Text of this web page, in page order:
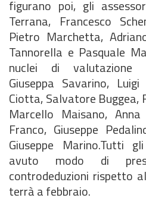
figurano poi, gli
Terrana, Francesco
Pietro Marchetta,
Tannorella e Pasquale
nuclei di valutazione
Giuseppa Savarino,
Ciotta, Salvatore Buggea,
Marcello Maisano,
Franco, Giuseppe
Giuseppe Marino.Tutti
avuto modo di
controdeduzioni rispetto
terrà a febbraio.